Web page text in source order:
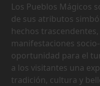
Los Pueblos Mágicos
de sus atributos
hechos
manifestaciones
oportunidad para el
a los visitantes una
tradición, cultura y